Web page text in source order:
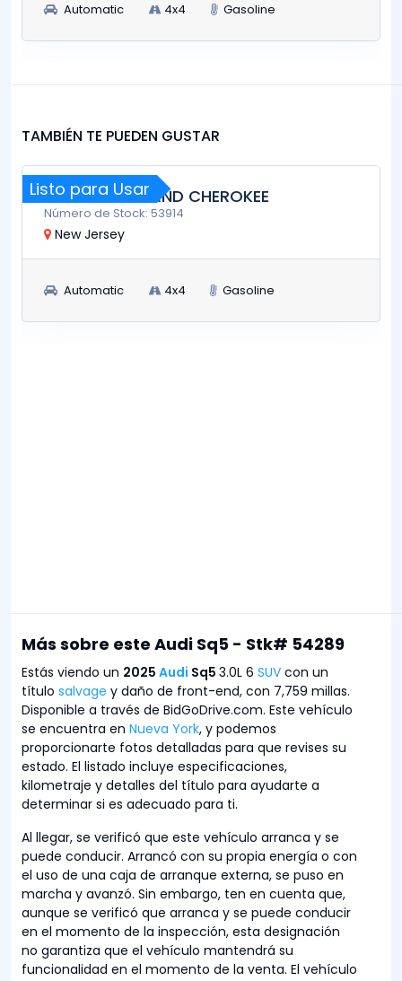
Automatic 4x4 Gasoline
TAMBIÉN TE PUEDEN GUSTAR
Listo para Usar
FUNCIONA Y CONDUCE
2023 JEEP GRAND CHEROKEE
Número de Stock: 53914
New Jersey
Automatic 4x4 Gasoline
Más sobre este Audi Sq5 - Stk# 54289
Estás viendo un 2025 Audi Sq5 3.0L 6 SUV con un
título salvage y daño de front-end, con 7,759 millas.
Disponible a través de BidGoDrive.com. Este vehículo
se encuentra en Nueva York, y podemos
proporcionarte fotos detalladas para que revises su
estado. El listado incluye especificaciones,
kilometraje y detalles del título para ayudarte a
determinar si es adecuado para ti.
Al llegar, se verificó que este vehículo arranca y se
puede conducir. Arrancó con su propia energía o con
el uso de una caja de arranque externa, se puso en
marcha y avanzó. Sin embargo, ten en cuenta que,
aunque se verificó que arranca y se puede conducir
en el momento de la inspección, esta designación
no garantiza que el vehículo mantendrá su
funcionalidad en el momento de la venta. El vehículo